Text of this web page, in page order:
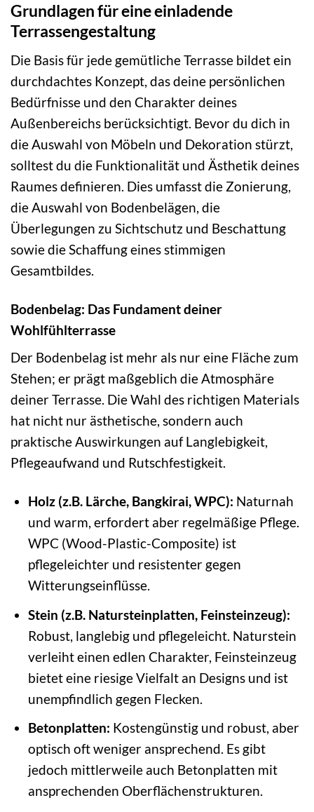
Grundlagen für eine einladende
Terrassengestaltung
Die Basis für jede gemütliche Terrasse bildet ein
durchdachtes Konzept, das deine persönlichen
Bedürfnisse und den Charakter deines
Außenbereichs berücksichtigt. Bevor du dich in
die Auswahl von Möbeln und Dekoration stürzt,
solltest du die Funktionalität und Ästhetik deines
Raumes definieren. Dies umfasst die Zonierung,
die Auswahl von Bodenbelägen, die
Überlegungen zu Sichtschutz und Beschattung
sowie die Schaffung eines stimmigen
Gesamtbildes.
Bodenbelag: Das Fundament deiner
Wohlfühlterrasse
Der Bodenbelag ist mehr als nur eine Fläche zum
Stehen; er prägt maßgeblich die Atmosphäre
deiner Terrasse. Die Wahl des richtigen Materials
hat nicht nur ästhetische, sondern auch
praktische Auswirkungen auf Langlebigkeit,
Pflegeaufwand und Rutschfestigkeit.
Holz (z.B. Lärche, Bangkirai, WPC): Naturnah
und warm, erfordert aber regelmäßige Pflege.
WPC (Wood-Plastic-Composite) ist
pflegeleichter und resistenter gegen
Witterungseinflüsse.
Stein (z.B. Natursteinplatten, Feinsteinzeug):
Robust, langlebig und pflegeleicht. Naturstein
verleiht einen edlen Charakter, Feinsteinzeug
bietet eine riesige Vielfalt an Designs und ist
unempfindlich gegen Flecken.
Betonplatten: Kostengünstig und robust, aber
optisch oft weniger ansprechend. Es gibt
jedoch mittlerweile auch Betonplatten mit
ansprechenden Oberflächenstrukturen.